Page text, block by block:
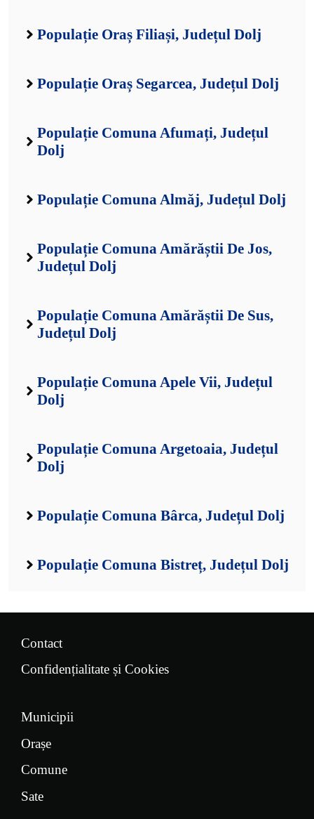
Populație Oraș Filiași, Județul Dolj
Populație Oraș Segarcea, Județul Dolj
Populație Comuna Afumați, Județul
Dolj
Populație Comuna Almăj, Județul Dolj
Populație Comuna Amărăștii De Jos,
Județul Dolj
Populație Comuna Amărăștii De Sus,
Județul Dolj
Populație Comuna Apele Vii, Județul
Dolj
Populație Comuna Argetoaia, Județul
Dolj
Populație Comuna Bârca, Județul Dolj
Populație Comuna Bistreț, Județul Dolj
Contact
Confidențialitate și Cookies
Municipii
Orașe
Comune
Sate